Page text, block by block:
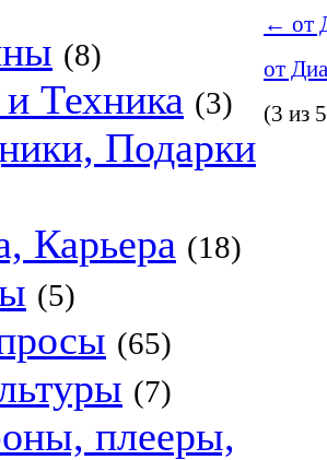
(8)
Техника (3)
Подарки
Карьера (18)
(5)
(65)
(7)
плееры,
← от
от
(3 из